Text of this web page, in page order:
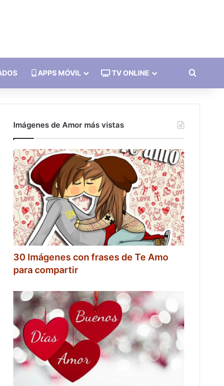
APPS MÓVIL TV ONLINE
Imágenes de Amor más vistas
30 Imágenes con frases de Te Amo
para compartir